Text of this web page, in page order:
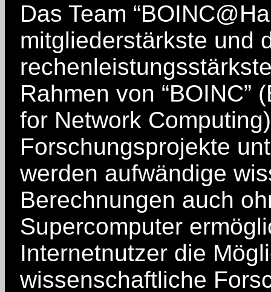
Das Team
mitgliederstärkste und
Rahmen von “BOINC”
for Network
Forschungsprojekte
werden aufwändige
Berechnungen auch
Supercomputer
Internetnutzer die
wissenschaftliche